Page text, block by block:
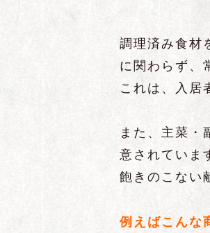
調理済み食材
に関わらず、
これは、入居
また、主菜・
意されていま
飽きのこない
例えばこんな